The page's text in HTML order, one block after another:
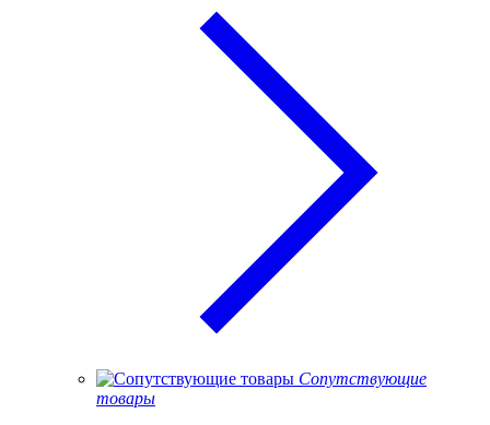
Сопутствующие
товары